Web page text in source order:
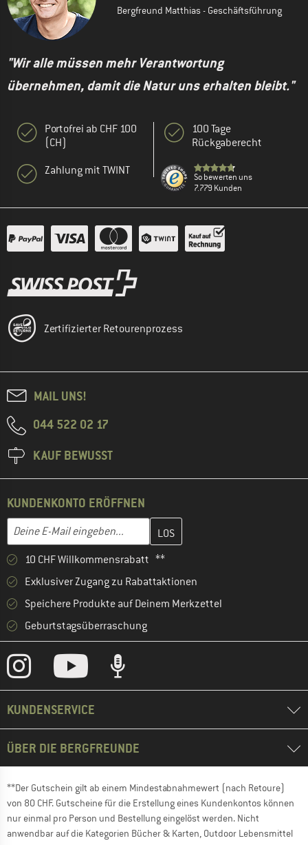
Bergfreund Matthias - Geschäftsführung
"Wir alle müssen mehr Verantwortung
übernehmen, damit die Natur uns erhalten bleibt."
Portofrei ab CHF 100
(CH)
Zahlung mit TWINT
100 Tage
Rückgaberecht
So bewerten uns
7.779 Kunden
Zertifizierter Retourenprozess
MAIL UNS!
044 522 02 17
KAUF BEWUSST
KUNDENKONTO ERÖFFNEN
Deine E-Mail eingeben...
Gib hier deine E-Mail-Adresse ein und erstelle im nächsten
10 CHF Willkommensrabatt **
Exklusiver Zugang zu Rabattaktionen
Speichere Produkte auf Deinem Merkzettel
Geburtstagsüberraschung
KUNDENSERVICE
ÜBER DIE BERGFREUNDE
**Der Gutschein gilt ab einem Mindestabnahmewert (nach Retoure)
von 80 CHF. Gutscheine für die Erstellung eines Kundenkontos können
nur einmal pro Person und Bestellung eingelöst werden. Nicht
anwendbar auf die Kategorien Bücher & Karten, Outdoor Lebensmittel